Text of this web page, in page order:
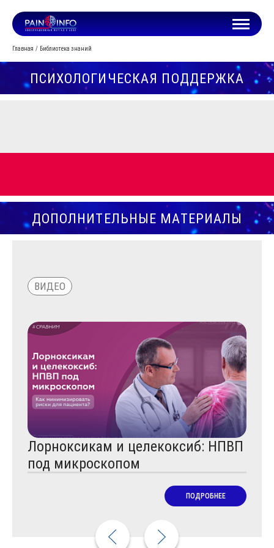
Главная Библиотека знаний
ПСИХОЛОГИЧЕСКАЯ ПОДДЕРЖКА
ДОПОЛНИТЕЛЬНЫЕ МАТЕРИАЛЫ
ВИДЕО
Лорноксикам и целекоксиб: НПВП
под микроскопом
ПОДРОБНЕЕ